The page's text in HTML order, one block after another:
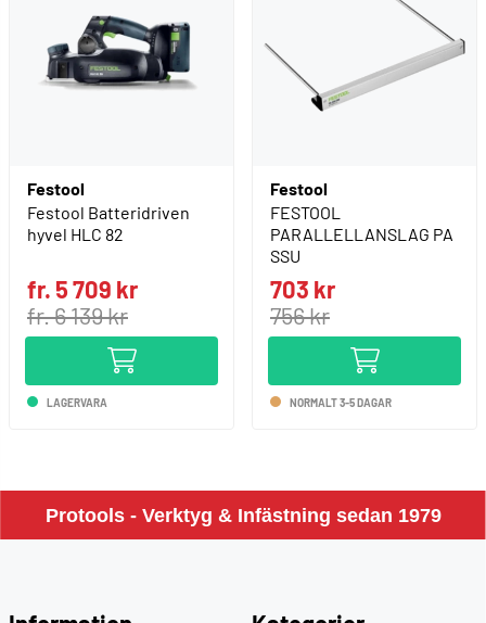
Festool
Festool Batteridriven
hyvel HLC 82
fr. 5 709 kr
fr. 6 139 kr
LAGERVARA
Festool
FESTOOL
PARALLELLANSLAG PA
SSU
703 kr
756 kr
NORMALT 3-5 DAGAR
Protools - Verktyg & Infästning sedan 1979